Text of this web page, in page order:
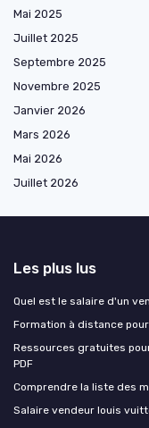
Mai 2025
Juillet 2025
Septembre 2025
Novembre 2025
Janvier 2026
Mars 2026
Mai 2026
Juillet 2026
Les plus lus
Quel est le salaire d'un
Formation à distance
Ressources gratuites
PDF
Comprendre la liste des
Salaire vendeur louis